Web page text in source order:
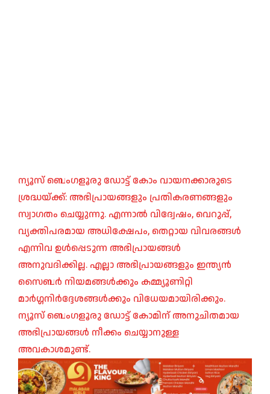
ന്യൂസ് ബെംഗളൂരു ഡോട്ട് കോം വായനക്കാരുടെ
ശ്രദ്ധയ്ക്ക്: അഭിപ്രായങ്ങളും പ്രതികരണങ്ങളും
സ്വാഗതം ചെയ്യുന്നു. എന്നാൽ വിദ്വേഷം, വെറുപ്പ്,
വ്യക്തിപരമായ അധിക്ഷേപം, തെറ്റായ വിവരങ്ങൾ
എന്നിവ ഉൾപ്പെടുന്ന അഭിപ്രായങ്ങൾ
അനുവദിക്കില്ല. എല്ലാ അഭിപ്രായങ്ങളും ഇന്ത്യൻ
സൈബർ നിയമങ്ങൾക്കും കമ്മ്യൂണിറ്റി
മാർഗ്ഗനിർദ്ദേശങ്ങൾക്കും വിധേയമായിരിക്കും.
ന്യൂസ് ബെംഗളൂരു ഡോട്ട് കോമിന് അനുചിതമായ
അഭിപ്രായങ്ങൾ നീക്കം ചെയ്യാനുള്ള
അവകാശമുണ്ട്.